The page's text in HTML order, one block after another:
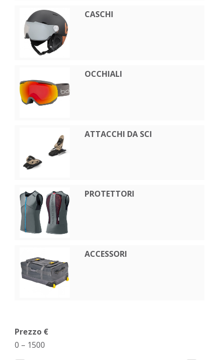
CASCHI
OCCHIALI
ATTACCHI DA SCI
PROTETTORI
ACCESSORI
Prezzo €
0 – 1500